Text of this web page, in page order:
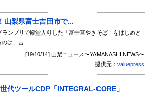
山梨県富士吉田市で...
ンプリで殿堂入りした「富士宮やきそば」をはじめと
は、吉...
[19/10/14] 山梨ニュース〜YAMANASHI NEWS〜
提供元： valuepress
代ツールCDP「INTEGRAL-CORE」